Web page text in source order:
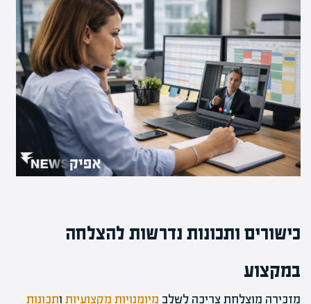
כישורים ותכונות נדרשות להצלחה
במקצוע
מזכירה מוצלחת צריכה לשלב מיומנויות מקצועיות ותכונות